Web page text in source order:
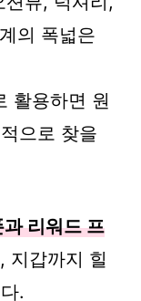
의 폭넓은
활용하면 원
으로 찾을
리워드 프
지갑까지 힐
.